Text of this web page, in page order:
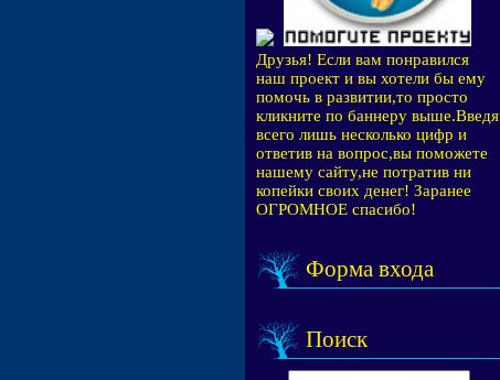
Друзья! Если вам понравился
наш проект и вы хотели бы ему
помочь в развитии,то просто
кликните по баннеру выше.Введя
всего лишь несколько цифр и
ответив на вопрос,вы поможете
нашему сайту,не потратив ни
копейки своих денег! Заранее
ОГРОМНОЕ спасибо!
Форма входа
Поиск